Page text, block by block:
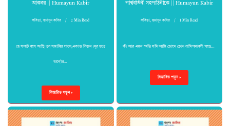
আকবর || Humayun Kabir
কবিতা,হুমায়ুন কবির 2 Min Read
হে সম্রাট বসে আছি তব সমাধির পাশে,একান্ত বিজন।দূর হতে
অর্ণ্যের…
বিস্তারিত পড়ুন »
পার্শ্ববর্তিনী সহপাঠিনীকে || Humayun Kabir
কবিতা,হুমায়ুন কবির 1 Min Read
কী আর এমন ক্ষতি যদি আমি চোখে চোখ রাখিপদাবলী পড়ে…
বিস্তারিত পড়ুন »